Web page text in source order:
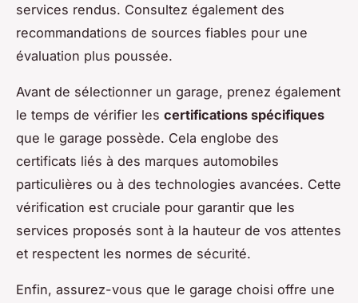
services rendus. Consultez également des
recommandations de sources fiables pour une
évaluation plus poussée.
Avant de sélectionner un garage, prenez également
le temps de vérifier les certifications spécifiques
que le garage possède. Cela englobe des
certificats liés à des marques automobiles
particulières ou à des technologies avancées. Cette
vérification est cruciale pour garantir que les
services proposés sont à la hauteur de vos attentes
et respectent les normes de sécurité.
Enfin, assurez-vous que le garage choisi offre une